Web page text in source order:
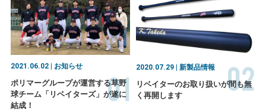
2021.06.02 | お知らせ
ポリマーグループが運営する草野
球チーム「リベイターズ」が遂に
結成！
01
2020.07.29 | 新製品情報
リベイターのお取り扱いが間も無
く再開します
02